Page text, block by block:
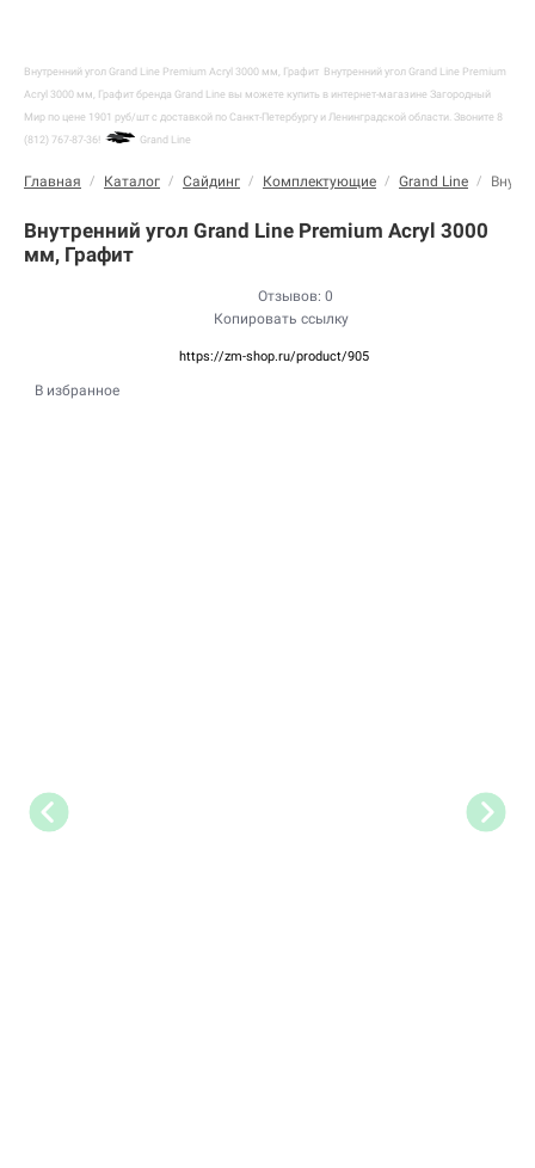
Внутренний угол Grand Line Premium Acryl 3000 мм, Графит Внутренний угол Grand Line Premium
Acryl 3000 мм, Графит бренда Grand Line вы можете купить в интернет-магазине Загородный
Мир по цене 1901 руб/шт с доставкой по Санкт-Петербургу и Ленинградской области. Звоните 8
(812) 767-87-36!
Grand Line
Главная / Каталог / Сайдинг / Комплектующие / Grand Line /
Внутренний угол Grand Line Premium Acryl 3000
мм, Графит
Отзывов: 0
Копировать ссылку
https://zm-shop.ru/product/905
В избранное